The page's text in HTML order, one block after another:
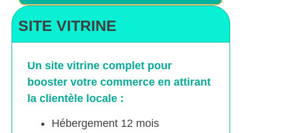
SITE VITRINE
Un site vitrine complet pour
booster votre commerce en attirant
la clientèle locale :
Hébergement 12 mois